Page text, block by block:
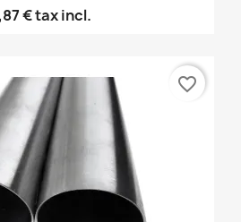
€tax incl.
favorite_border